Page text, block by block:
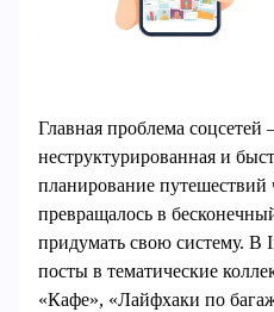
Главная проблема
неструктурированная и
планирование путешествий
превращалось в
придумать свою систему. В
посты в тематические
«Кафе», «Лайфхаки по